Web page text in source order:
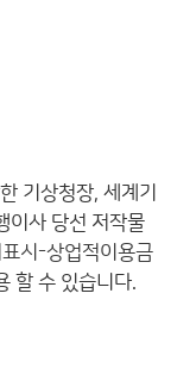
기상청장, 세계기
이사 당선 저작물
시-상업적이용금
할 수 있습니다.